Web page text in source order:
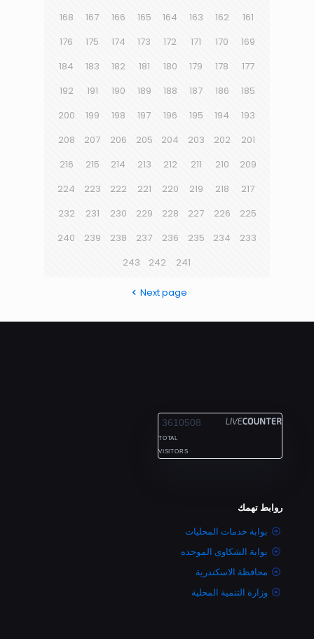
161
162
163
164
165
166
167
168
169
170
171
172
173
174
175
176
177
178
179
180
181
182
183
184
185
186
187
188
189
190
191
192
193
194
195
196
197
198
199
200
201
202
203
204
205
206
207
208
209
210
211
212
213
214
215
216
217
218
219
220
221
222
223
224
225
226
227
228
229
230
231
232
233
234
235
236
237
238
239
240
241
242
243
Next page
3610508
TOTAL
VISITORS
روابط تهمك
بوابة خدمات المحليات
بوابة الشكاوى الموحده
محافظة الاسكندرية
وزارة التنمية المحلية